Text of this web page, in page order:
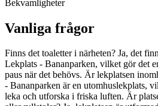
Bekvamligheter
Vanliga frågor
Finns det toaletter i närheten? Ja, det
Lekplats - Bananparken, vilket gör det
paus när det behövs. Är lekplatsen
- Bananparken är en utomhuslekplats,
leka och utforska i friska luften. Är